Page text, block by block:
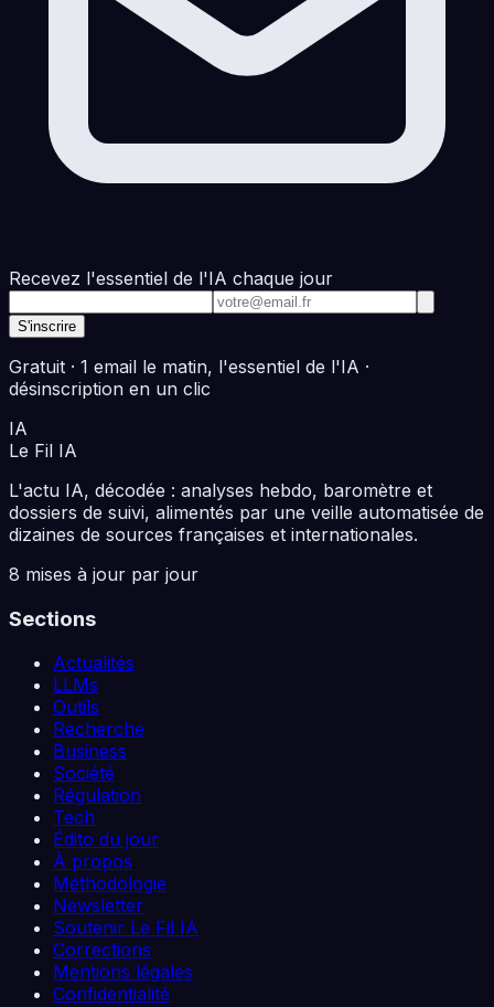
Recevez l'essentiel de l'IA chaque jour
Adresse e-mail
S'inscrire
Gratuit · 1 email le matin, l'essentiel de l'IA ·
désinscription en un clic
IA
Le Fil IA
L'actu IA, décodée : analyses hebdo, baromètre et
dossiers de suivi, alimentés par une veille automatisée de
dizaines de sources françaises et internationales.
8 mises à jour par jour
Sections
Actualités
LLMs
Outils
Recherche
Business
Société
Régulation
Tech
Édito du jour
À propos
Méthodologie
Newsletter
Soutenir Le Fil IA
Corrections
Mentions légales
Confidentialité